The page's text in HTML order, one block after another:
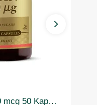
Solgar Biotin 5000 mcg 50 Kapsül 10 Adet